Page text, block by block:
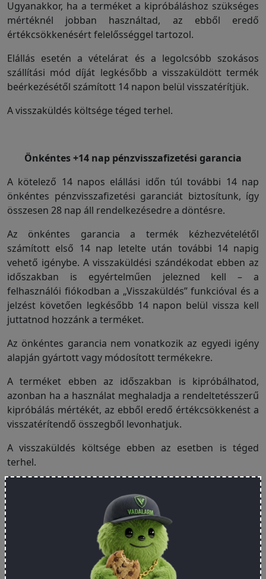
Ugyanakkor, ha a terméket a kipróbáláshoz szükséges
mértéknél jobban használtad, az ebből eredő
értékcsökkenésért felelősséggel tartozol.
Elállás esetén a vételárat és a legolcsóbb szokásos
szállítási mód díját legkésőbb a visszaküldött termék
beérkezésétől számított 14 napon belül visszatérítjük.
A visszaküldés költsége téged terhel.
Önkéntes +14 nap pénzvisszafizetési garancia
A kötelező 14 napos elállási időn túl további 14 nap
önkéntes pénzvisszafizetési garanciát biztosítunk, így
összesen 28 nap áll rendelkezésedre a döntésre.
Az önkéntes garancia a termék kézhezvételétől
számított első 14 nap letelte után további 14 napig
vehető igénybe. A visszaküldési szándékodat ebben az
időszakban is egyértelműen jelezned kell – a
felhasználói fiókodban a „Visszaküldés” funkcióval és a
jelzést követően legkésőbb 14 napon belül vissza kell
juttatnod hozzánk a terméket.
Az önkéntes garancia nem vonatkozik az egyedi igény
alapján gyártott vagy módosított termékekre.
A terméket ebben az időszakban is kipróbálhatod,
azonban ha a használat meghaladja a rendeltetésszerű
kipróbálás mértékét, az ebből eredő értékcsökkenést a
visszatérítendő összegből levonhatjuk.
A visszaküldés költsége ebben az esetben is téged
terhel.
Ha elállás esetén bankszámládra szeretnéd kérni a
pénzt, adj meg egy számlaszámot! Ha nem kapunk
számlaszámot, a visszajáró összeget a megrendeléskor
igénybe vett fizetési móddal megegyező módon térítjük
vissza. A vásárlástól való elálláskor a visszapostázás